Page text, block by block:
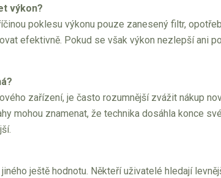
výkon?
poklesu výkonu pouze zanesený filtr,
efektivně. Pokud se však výkon nezlepší ani
zařízení, je často rozumnější zvážit nákup
mohou znamenat, že technika dosáhla konce
ještě hodnotu. Někteří uživatelé hledají